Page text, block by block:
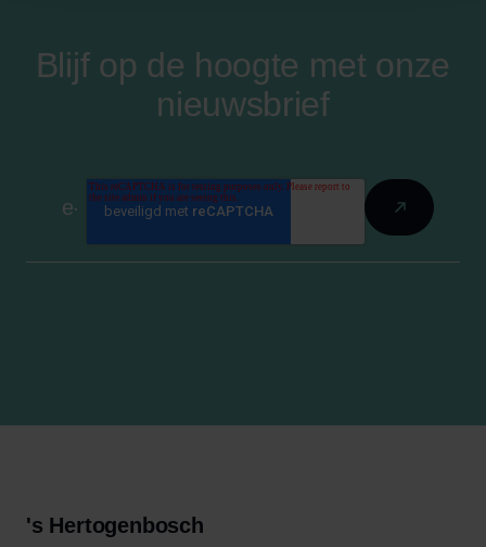
Blijf op de hoogte met onze
nieuwsbrief
's Hertogenbosch